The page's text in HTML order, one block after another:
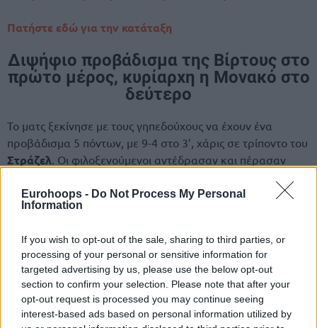
Eurohoops - Do Not Process My Personal
Information
If you wish to opt-out of the sale, sharing to third parties, or
processing of your personal or sensitive information for
targeted advertising by us, please use the below opt-out
section to confirm your selection. Please note that after your
opt-out request is processed you may continue seeing
interest-based ads based on personal information utilized by
Πατήστε εδώ για την κατάταξη
Διψήφιο προβάδισμα της Βίρτους στο
πρώτο μέρος, κυρίαρχη η Μονακό στο
δεύτερο
Το ματς ξεκίνησε με τους γηπεδούχους να έχουν ένα
προβάδισμα 5 πόντων, με 9-4 στο 3’, χάρις σε τρίποντο του
Στράζελ. Οι φιλοξενούμενοι αντέδρασαν και πέρασαν
την 1ηπερίοδο μπροστά με 24-20. Οι Ιταλοί μπήκαν πιο
δυνατά στο δεύτερο δεκάλεπτο και προηγήθηκαν με
φάουλ τουΜπελινέλι. Οι Μονεγάσκοι αντέδρασαν και
πέρασαν μπροστά με 41-40 στο 18’, με καλάθι του
Τζαϊτέ
αλλά το πρώτο ημίχρονο ολοκληρώθηκε με τους παίκτες
τουΜπάνκινα προηγούνται με 47-46.